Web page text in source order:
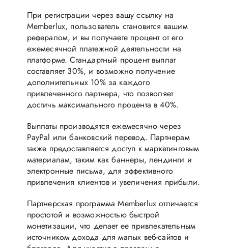
При регистрации через вашу ссылку на
Memberlux, пользователь становится вашим
рефералом, и вы получаете процент от его
ежемесячной платежной деятельности на
платформе. Стандартный процент выплат
составляет 30%, и возможно получение
дополнительных 10% за каждого
привлеченного партнера, что позволяет
достичь максимального процента в 40%.
Выплаты производятся ежемесячно через
PayPal или банковский перевод. Партнерам
также предоставляется доступ к маркетинговым
материалам, таким как баннеры, лендинги и
электронные письма, для эффективного
привлечения клиентов и увеличения прибыли.
Партнерская программа Memberlux отличается
простотой и возможностью быстрой
монетизации, что делает ее привлекательным
источником дохода для малых веб-сайтов и